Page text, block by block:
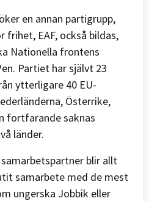
en annan partigrupp,
frihet, EAF, också bildas,
Nationella frontens
Partiet har självt 23
ytterligare 40 EU-
Österrike,
fortfarande saknas
länder.
blir allt
samarbete med de mest
ungerska Jobbik eller